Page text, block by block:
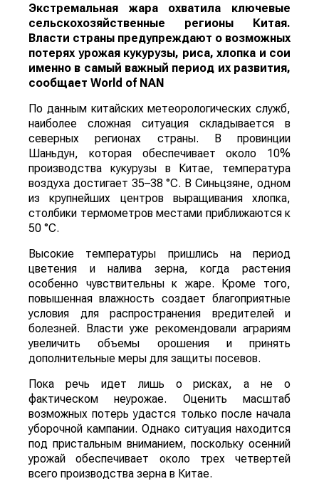
Экстремальная жара охватила ключевые
сельскохозяйственные регионы Китая.
Власти страны предупреждают о возможных
потерях урожая кукурузы, риса, хлопка и сои
именно в самый важный период их развития,
сообщает World of NAN
По данным китайских метеорологических служб,
наиболее сложная ситуация складывается в
северных регионах страны. В провинции
Шаньдун, которая обеспечивает около 10%
производства кукурузы в Китае, температура
воздуха достигает 35–38 °C. В Синьцзяне, одном
из крупнейших центров выращивания хлопка,
столбики термометров местами приближаются к
50 °C.
Высокие температуры пришлись на период
цветения и налива зерна, когда растения
особенно чувствительны к жаре. Кроме того,
повышенная влажность создает благоприятные
условия для распространения вредителей и
болезней. Власти уже рекомендовали аграриям
увеличить объемы орошения и принять
дополнительные меры для защиты посевов.
Пока речь идет лишь о рисках, а не о
фактическом неурожае. Оценить масштаб
возможных потерь удастся только после начала
уборочной кампании. Однако ситуация находится
под пристальным вниманием, поскольку осенний
урожай обеспечивает около трех четвертей
всего производства зерна в Китае.